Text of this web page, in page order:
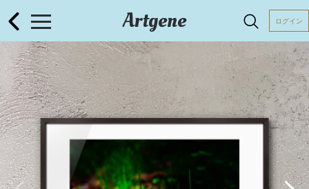
Artgene ログイン